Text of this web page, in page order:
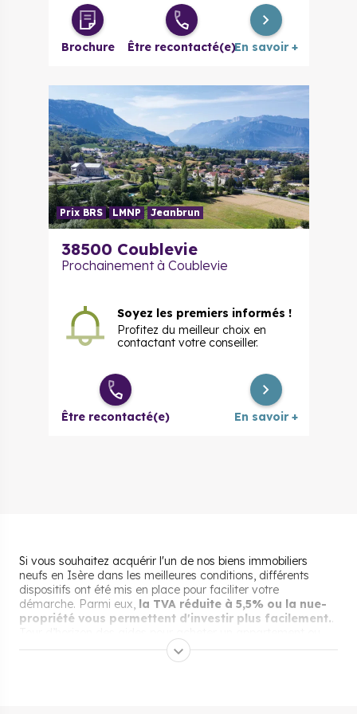
4 pièces à partir de 242 000 €
Brochure Être recontacté(e)En savoir +
Prix BRS LMNP Jeanbrun
38500 Coublevie
Prochainement à Coublevie
Soyez les premiers informés !
Profitez du meilleur choix en
contactant votre conseiller.
Être recontacté(e) En savoir +
Si vous souhaitez acquérir l'un de nos biens immobiliers
neufs en Isère dans les meilleures conditions, différents
dispositifs ont été mis en place pour faciliter votre
démarche. Parmi eux, la TVA réduite à 5,5% ou la nue-
propriété vous permettent d'investir plus facilement..
une maison neuve en Isère.